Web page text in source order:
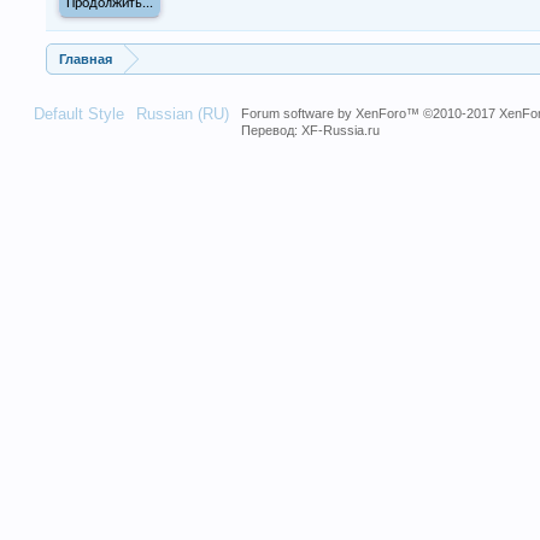
Продолжить...
Главная
Default Style Russian (RU) Forum software by XenForo™©2010-2017
Перевод:XF-Russia.ru